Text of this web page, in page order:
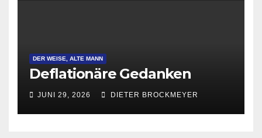
DER WEISE, ALTE MANN
Deflationäre Gedanken
JUNI 29, 2026 DIETER BROCKMEYER